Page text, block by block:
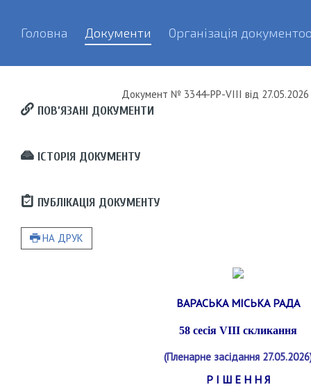
Головна Документи Організація
Документ № 3344-РР-VIII від 27.05.2026
ПОВ’ЯЗАНІ ДОКУМЕНТИ
ІСТОРІЯ ДОКУМЕНТУ
ПУБЛІКАЦІЯ ДОКУМЕНТУ
НА ДРУК
ВАРАСЬКА МІСЬКА РАДА
58 сесія VIII скликання
(Пленарне засідання
Р І Ш Е Н Н Я